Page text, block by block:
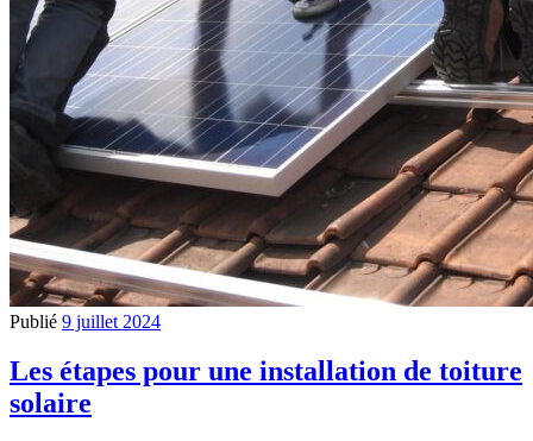
Publié 9 juillet 2024
Les étapes pour une installation de toiture
solaire